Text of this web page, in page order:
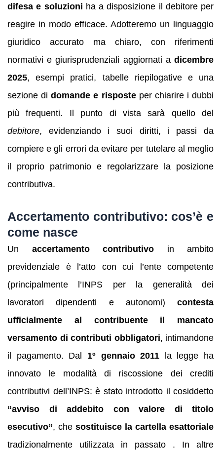
difesa e soluzioni ha a disposizione il debitore per
reagire in modo efficace. Adotteremo un linguaggio
giuridico accurato ma chiaro, con riferimenti
normativi e giurisprudenziali aggiornati a dicembre
2025, esempi pratici, tabelle riepilogative e una
sezione didomande e risposteper chiarire i dubbi
più frequenti. Il punto di vista sarà quello del
debitore, evidenziando i suoi diritti, i passi da
compiere e gli errori da evitare per tutelare al meglio
il proprio patrimonio e regolarizzare la posizione
contributiva.
Accertamento contributivo: cos’è e
come nasce
Un accertamento contributivo in ambito
previdenziale è l’atto con cui l’ente competente
(principalmente l’INPS per la generalità dei
lavoratori dipendenti e autonomi) contesta
ufficialmente al contribuente il mancato
versamento di contributi obbligatori, intimandone
il pagamento. Dal 1º gennaio 2011 la legge ha
innovato le modalità di riscossione dei crediti
contributivi dell’INPS: è stato introdotto il cosiddetto
“avviso di addebito con valore di titolo
esecutivo”, che sostituisce la cartella esattoriale
tradizionalmente utilizzata in passato . In altre